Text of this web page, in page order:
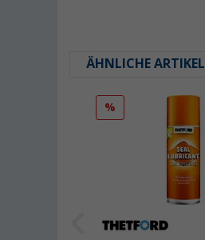
ÄHNLICHE ARTIKEL
%